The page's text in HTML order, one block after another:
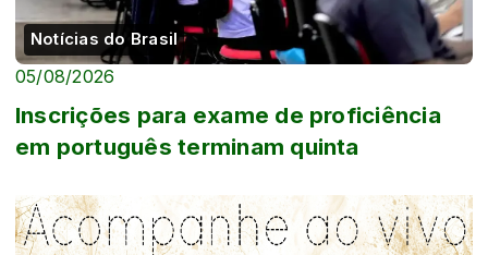
Notícias do Brasil
05/08/2026
Inscrições para exame de proficiência
em português terminam quinta